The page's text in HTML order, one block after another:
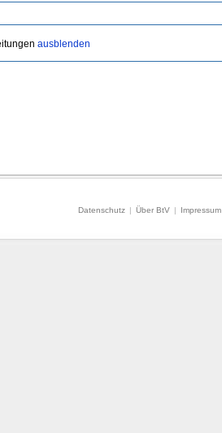
ausblenden
Datenschutz | Über BtV | Impressum